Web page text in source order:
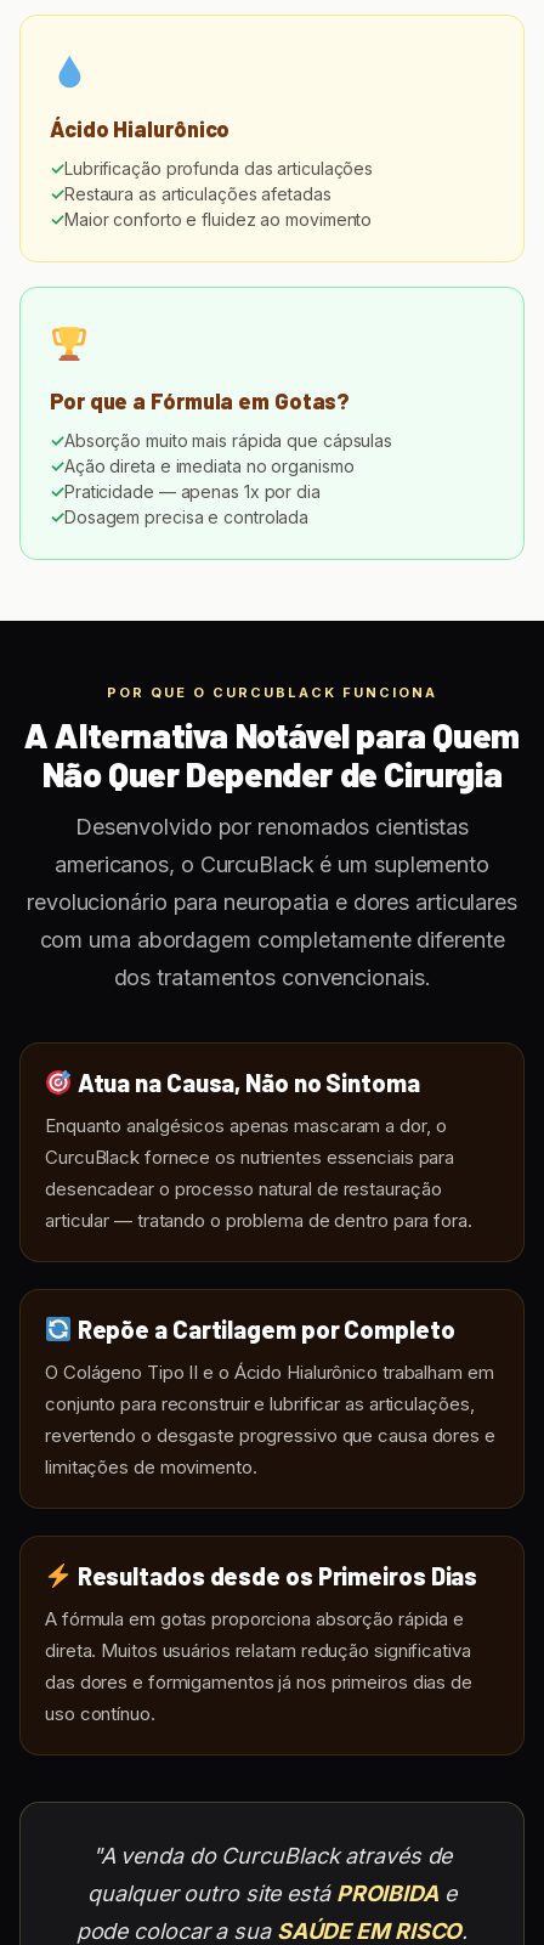
Ácido Hialurônico
Lubrificação profunda das articulações
Restaura as articulações afetadas
Maior conforto e fluidez ao movimento
Por que a Fórmula em Gotas?
Absorção muito mais rápida que cápsulas
Ação direta e imediata no organismo
Praticidade — apenas 1x por dia
Dosagem precisa e controlada
POR QUE O CURCUBLACK FUNCIONA
A Alternativa Notável para Quem
Não Quer Depender de Cirurgia
Desenvolvido por renomados cientistas
americanos, o CurcuBlack é um suplemento
revolucionário para neuropatia e dores articulares
com uma abordagem completamente diferente
dos tratamentos convencionais.
Atua na Causa, Não no Sintoma
Enquanto analgésicos apenas mascaram a dor, o
CurcuBlack fornece os nutrientes essenciais para
desencadear o processo natural de restauração
articular — tratando o problema de dentro para fora.
Repõe a Cartilagem por Completo
O Colágeno Tipo II e o Ácido Hialurônico trabalham em
conjunto para reconstruir e lubrificar as articulações,
revertendo o desgaste progressivo que causa dores e
limitações de movimento.
Resultados desde os Primeiros Dias
A fórmula em gotas proporciona absorção rápida e
direta. Muitos usuários relatam redução significativa
das dores e formigamentos já nos primeiros dias de
uso contínuo.
"A venda do CurcuBlack através de
qualquer outro site está PROIBIDAe
pode colocar a sua SAÚDE EM RISCO.